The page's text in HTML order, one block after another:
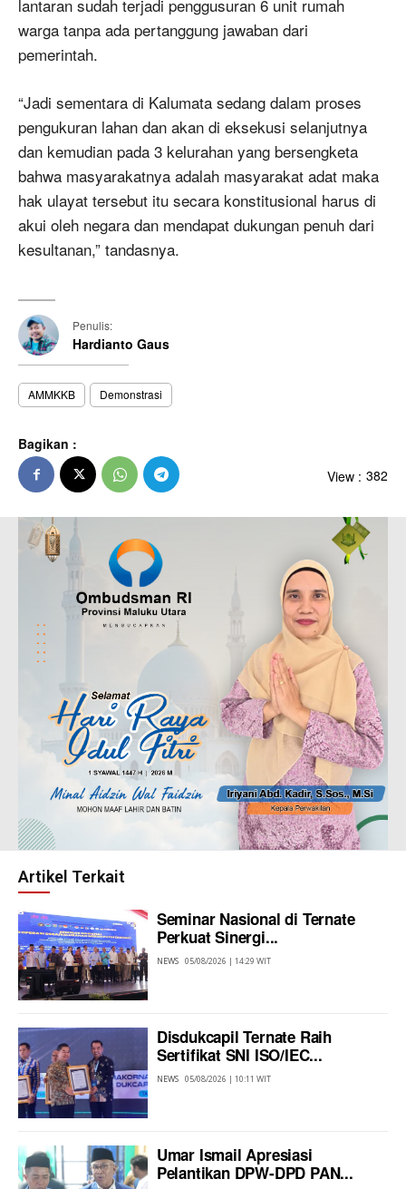
lantaran sudah terjadi penggusuran 6 unit rumah
warga tanpa ada pertanggung jawaban dari
pemerintah.
“Jadi sementara di Kalumata sedang dalam proses
pengukuran lahan dan akan di eksekusi selanjutnya
dan kemudian pada 3 kelurahan yang bersengketa
bahwa masyarakatnya adalah masyarakat adat maka
hak ulayat tersebut itu secara konstitusional harus di
akui oleh negara dan mendapat dukungan penuh dari
kesultanan,” tandasnya.
Penulis:
Hardianto Gaus
AMMKKB Demonstrasi
Bagikan :
View : 382
Artikel Terkait
Seminar Nasional di Ternate
Perkuat Sinergi...
NEWS 05/08/2026 | 14:29 WIT
Disdukcapil Ternate Raih
Sertifikat SNI ISO/IEC...
NEWS 05/08/2026 | 10:11 WIT
Umar Ismail Apresiasi
Pelantikan DPW-DPD PAN...